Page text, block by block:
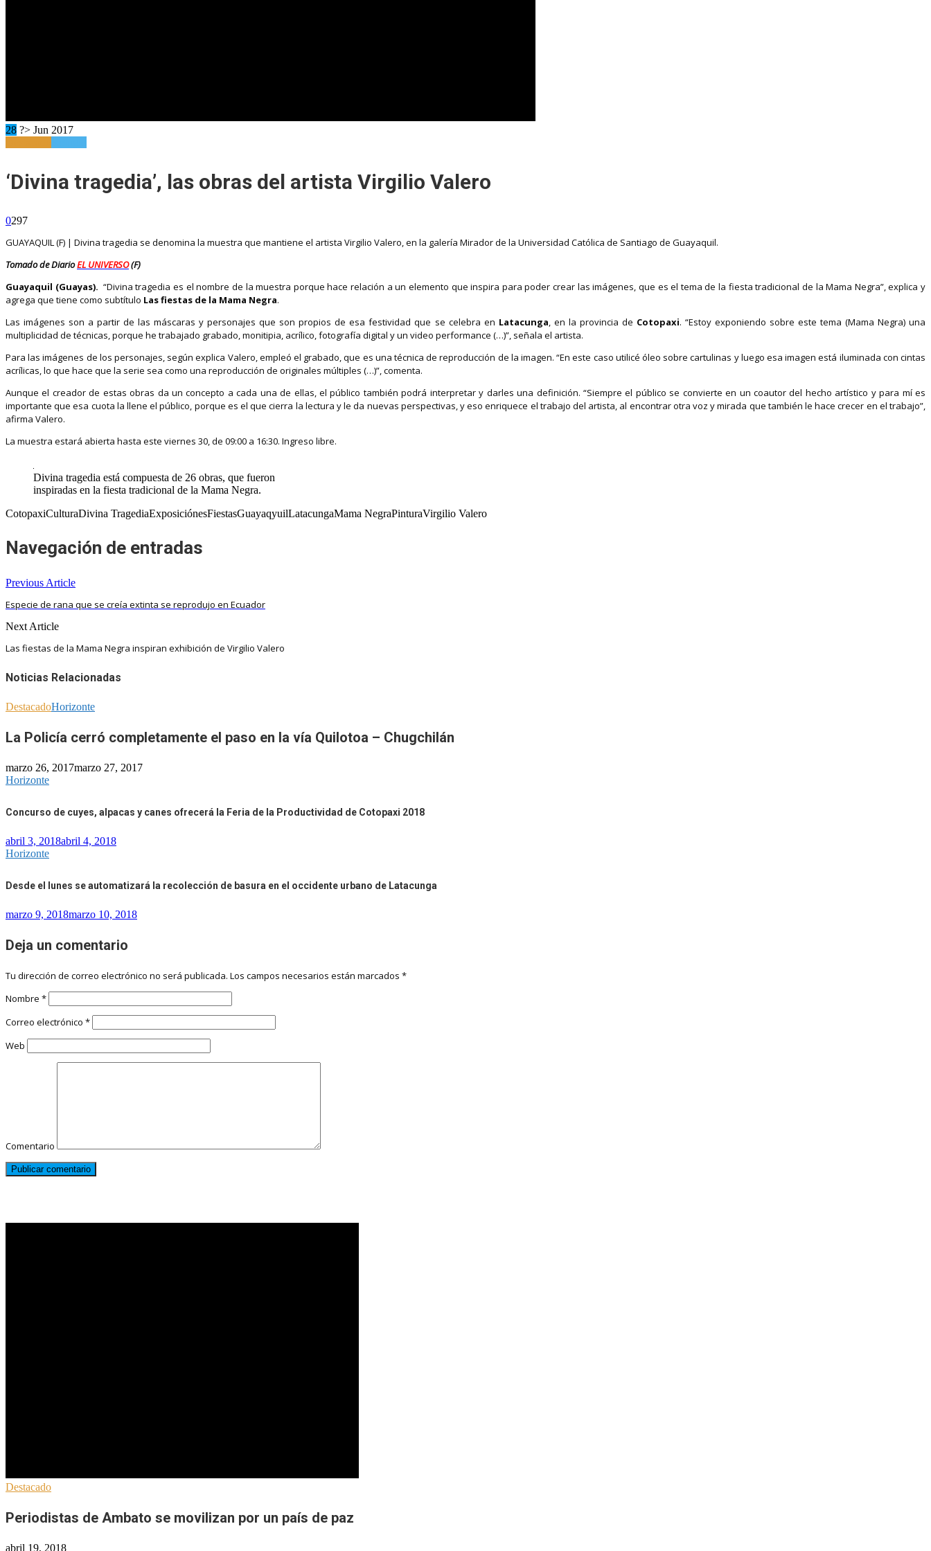
28 ?> Jun 2017
‘Divina tragedia’, las obras del artista Virgilio Valero
0297
GUAYAQUIL (F) | Divina tragedia se denomina la muestra que mantiene el artista Virgilio Valero, en la galería Mirador de la Universidad Católica de Santiago de Guayaquil.
Tomado de DiarioEL UNIVERSO(F)
Guayaquil (Guayas). “Divina tragedia es el nombre de la muestra porque hace relación a un elemento que inspira para poder crear las imágenes, que es el tema de la fiesta tradicional de la Mama Negra”, explica y
agrega que tiene como subtítulo Las fiestas de la Mama Negra.
Las imágenes son a partir de las máscaras y personajes que son propios de esa festividad que se celebra en Latacunga, en la provincia de Cotopaxi. “Estoy exponiendo sobre este tema (Mama Negra) una
multiplicidad de técnicas, porque he trabajado grabado, monitipia, acrílico, fotografía digital y un video performance (…)”, señala el artista.
Para las imágenes de los personajes, según explica Valero, empleó el grabado, que es una técnica de reproducción de la imagen. “En este caso utilicé óleo sobre cartulinas y luego esa imagen está iluminada con cintas
acrílicas, lo que hace que la serie sea como una reproducción de originales múltiples (…)”, comenta.
Aunque el creador de estas obras da un concepto a cada una de ellas, el público también podrá interpretar y darles una definición. “Siempre el público se convierte en un coautor del hecho artístico y para mí es
importante que esa cuota la llene el público, porque es el que cierra la lectura y le da nuevas perspectivas, y eso enriquece el trabajo del artista, al encontrar otra voz y mirada que también le hace crecer en el trabajo”,
afirma Valero.
La muestra estará abierta hasta este viernes 30, de 09:00 a 16:30. Ingreso libre.
Divina tragedia está compuesta de 26 obras, que fueron
inspiradas en la fiesta tradicional de la Mama Negra.
CotopaxiCulturaDivina TragediaExposiciónesFiestasGuayaqyuilLatacungaMama NegraPinturaVirgilio Valero
Navegación de entradas
Previous Article
Especie de rana que se creía extinta se reprodujo en Ecuador
Next Article
Las fiestas de la Mama Negra inspiran exhibición de Virgilio Valero
Noticias Relacionadas
DestacadoHorizonte
La Policía cerró completamente el paso en la vía Quilotoa – Chugchilán
marzo 26, 2017marzo 27, 2017
Horizonte
Concurso de cuyes, alpacas y canes ofrecerá la Feria de la Productividad de Cotopaxi 2018
abril 3, 2018abril 4, 2018
Horizonte
Desde el lunes se automatizará la recolección de basura en el occidente urbano de Latacunga
marzo 9, 2018marzo 10, 2018
Deja un comentario
Tu dirección de correo electrónico no será publicada. Los campos necesarios están marcados *
Nombre *
Correo electrónico *
Web
Comentario
Destacado
Periodistas de Ambato se movilizan por un país de paz
abril 19, 2018